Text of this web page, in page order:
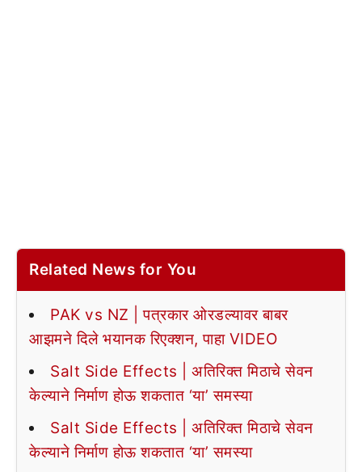
Related News for You
PAK vs NZ | पत्रकार ओरडल्यावर बाबर
आझमने दिले भयानक रिएक्शन, पाहा VIDEO
Salt Side Effects | अतिरिक्त मिठाचे सेवन
केल्याने निर्माण होऊ शकतात ‘या’ समस्या
Salt Side Effects | अतिरिक्त मिठाचे सेवन
केल्याने निर्माण होऊ शकतात ‘या’ समस्या